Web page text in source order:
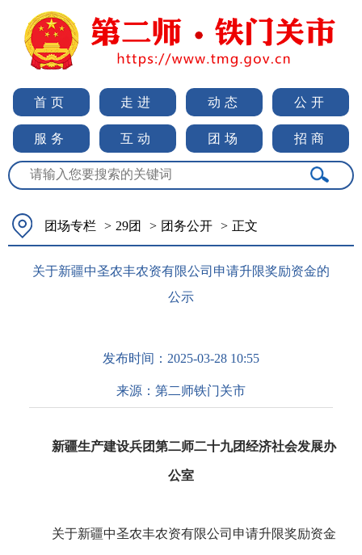
首页 走进 动态 公开
服务 互动 团场 招商
团场专栏 > 29团 > 团务公开 > 正文
关于新疆中圣农丰农资有限公司申请升限奖励资金的
公示
发布时间： 2025-03-28 10:55
来源： 第二师铁门关市
新疆生产建设兵团第二师二十九团经济社会发展办
公室
关于新疆中圣农丰农资有限公司申请升限奖励资金